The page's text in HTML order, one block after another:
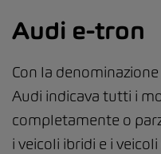
Audi e-tron
Con la
Audi indicava tutti i
completamente o
i veicoli ibridi e i